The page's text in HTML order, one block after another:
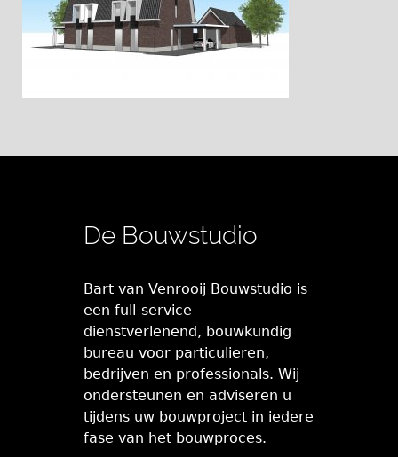
De Bouwstudio
Bart van Venrooij Bouwstudio is
een full-service
dienstverlenend, bouwkundig
bureau voor particulieren,
bedrijven en professionals. Wij
ondersteunen en adviseren u
tijdens uw bouwproject in iedere
fase van het bouwproces.